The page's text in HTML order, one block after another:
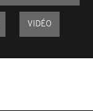
VIDÉO